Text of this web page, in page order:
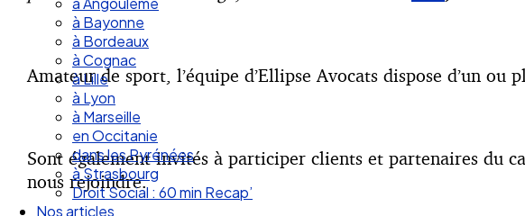
à Angouleme
à Bayonne
à Bordeaux
à Cognac
à Lille
à Lyon
à Marseille
en Occitanie
dans les Pyrénées
à Strasbourg
Droit Social : 60 min Recap’
Amateur de sport, l’équipe d’Ellipse Avocats dispose d’un ou
Sont également invités à participer clients et partenaires du
nous rejoindre.